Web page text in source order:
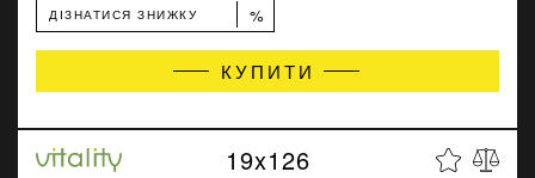
ДІЗНАТИСЯ ЗНИЖКУ %
КУПИТИ
19x126